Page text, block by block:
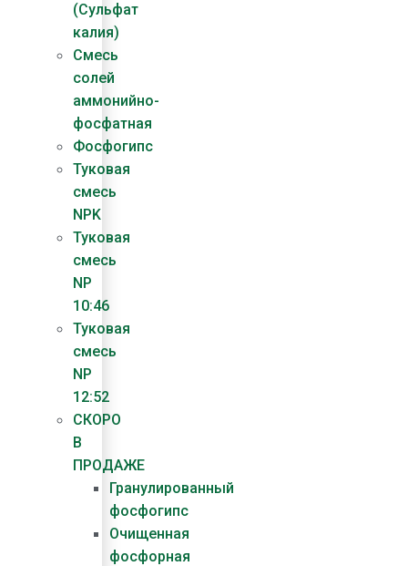
(Сульфат
калия)
Смесь
солей
аммонийно-
фосфатная
Фосфогипс
Туковая
смесь
NPK
Туковая
смесь
NP
10:46
Туковая
смесь
NP
12:52
СКОРО
В
ПРОДАЖЕ
Гранулированный
фосфогипс
Очищенная
фосфорная